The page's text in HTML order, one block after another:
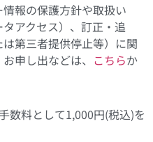
報の保護方針や取扱い
タアクセス）、訂正・追
第三者提供停止等）に関
申し出などは、 こちらか
数料として1,000円(税込)を